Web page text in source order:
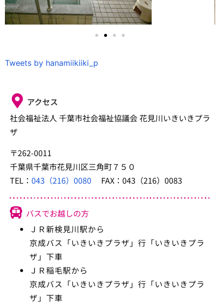
Tweets by hanamiikiiki_p
アクセス
社会福祉法人 千葉市社会福祉協議会 花見川いきいきプラ
ザ
〒262-0011
千葉県千葉市花見川区三角町７５０
TEL： 043（216）0080 FAX：043（216）0083
バスでお越しの方
ＪＲ新検見川駅から
京成バス「いきいきプラザ」行「いきいきプラ
ザ」下車
ＪＲ稲毛駅から
京成バス「いきいきプラザ」行「いきいきプラ
ザ」下車